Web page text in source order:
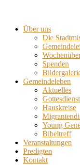
Über uns
Die
Spenden
Gemeindeleben
Aktuelles
Gottesdienst
Hauskreise
Young
Bibeltreff
Veranstaltungen
Predigten
Kontakt